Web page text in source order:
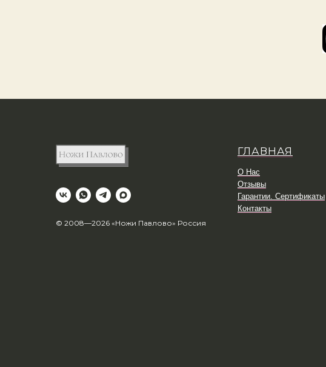
© 2008—2026 «Ножи Павлово» Россия
ГЛАВНАЯ
О Нас
Отзывы
Гарантии. Сертификаты
Контакты